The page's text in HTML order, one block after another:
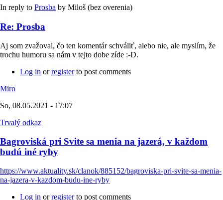
In reply to Prosba by Miloš (bez overenia)
Re: Prosba
Aj som zvažoval, čo ten komentár schváliť, alebo nie, ale myslím, že
trochu humoru sa nám v tejto dobe zíde :-D.
Log in orregisterto post comments
Miro
So, 08.05.2021 - 17:07
Trvalý odkaz
Bagroviská pri Svite sa menia na jazerá, v každom
budú iné ryby
https://www.aktuality.sk/clanok/885152/bagroviska-pri-svite-sa-menia-
na-jazera-v-kazdom-budu-ine-ryby
Log in orregisterto post comments